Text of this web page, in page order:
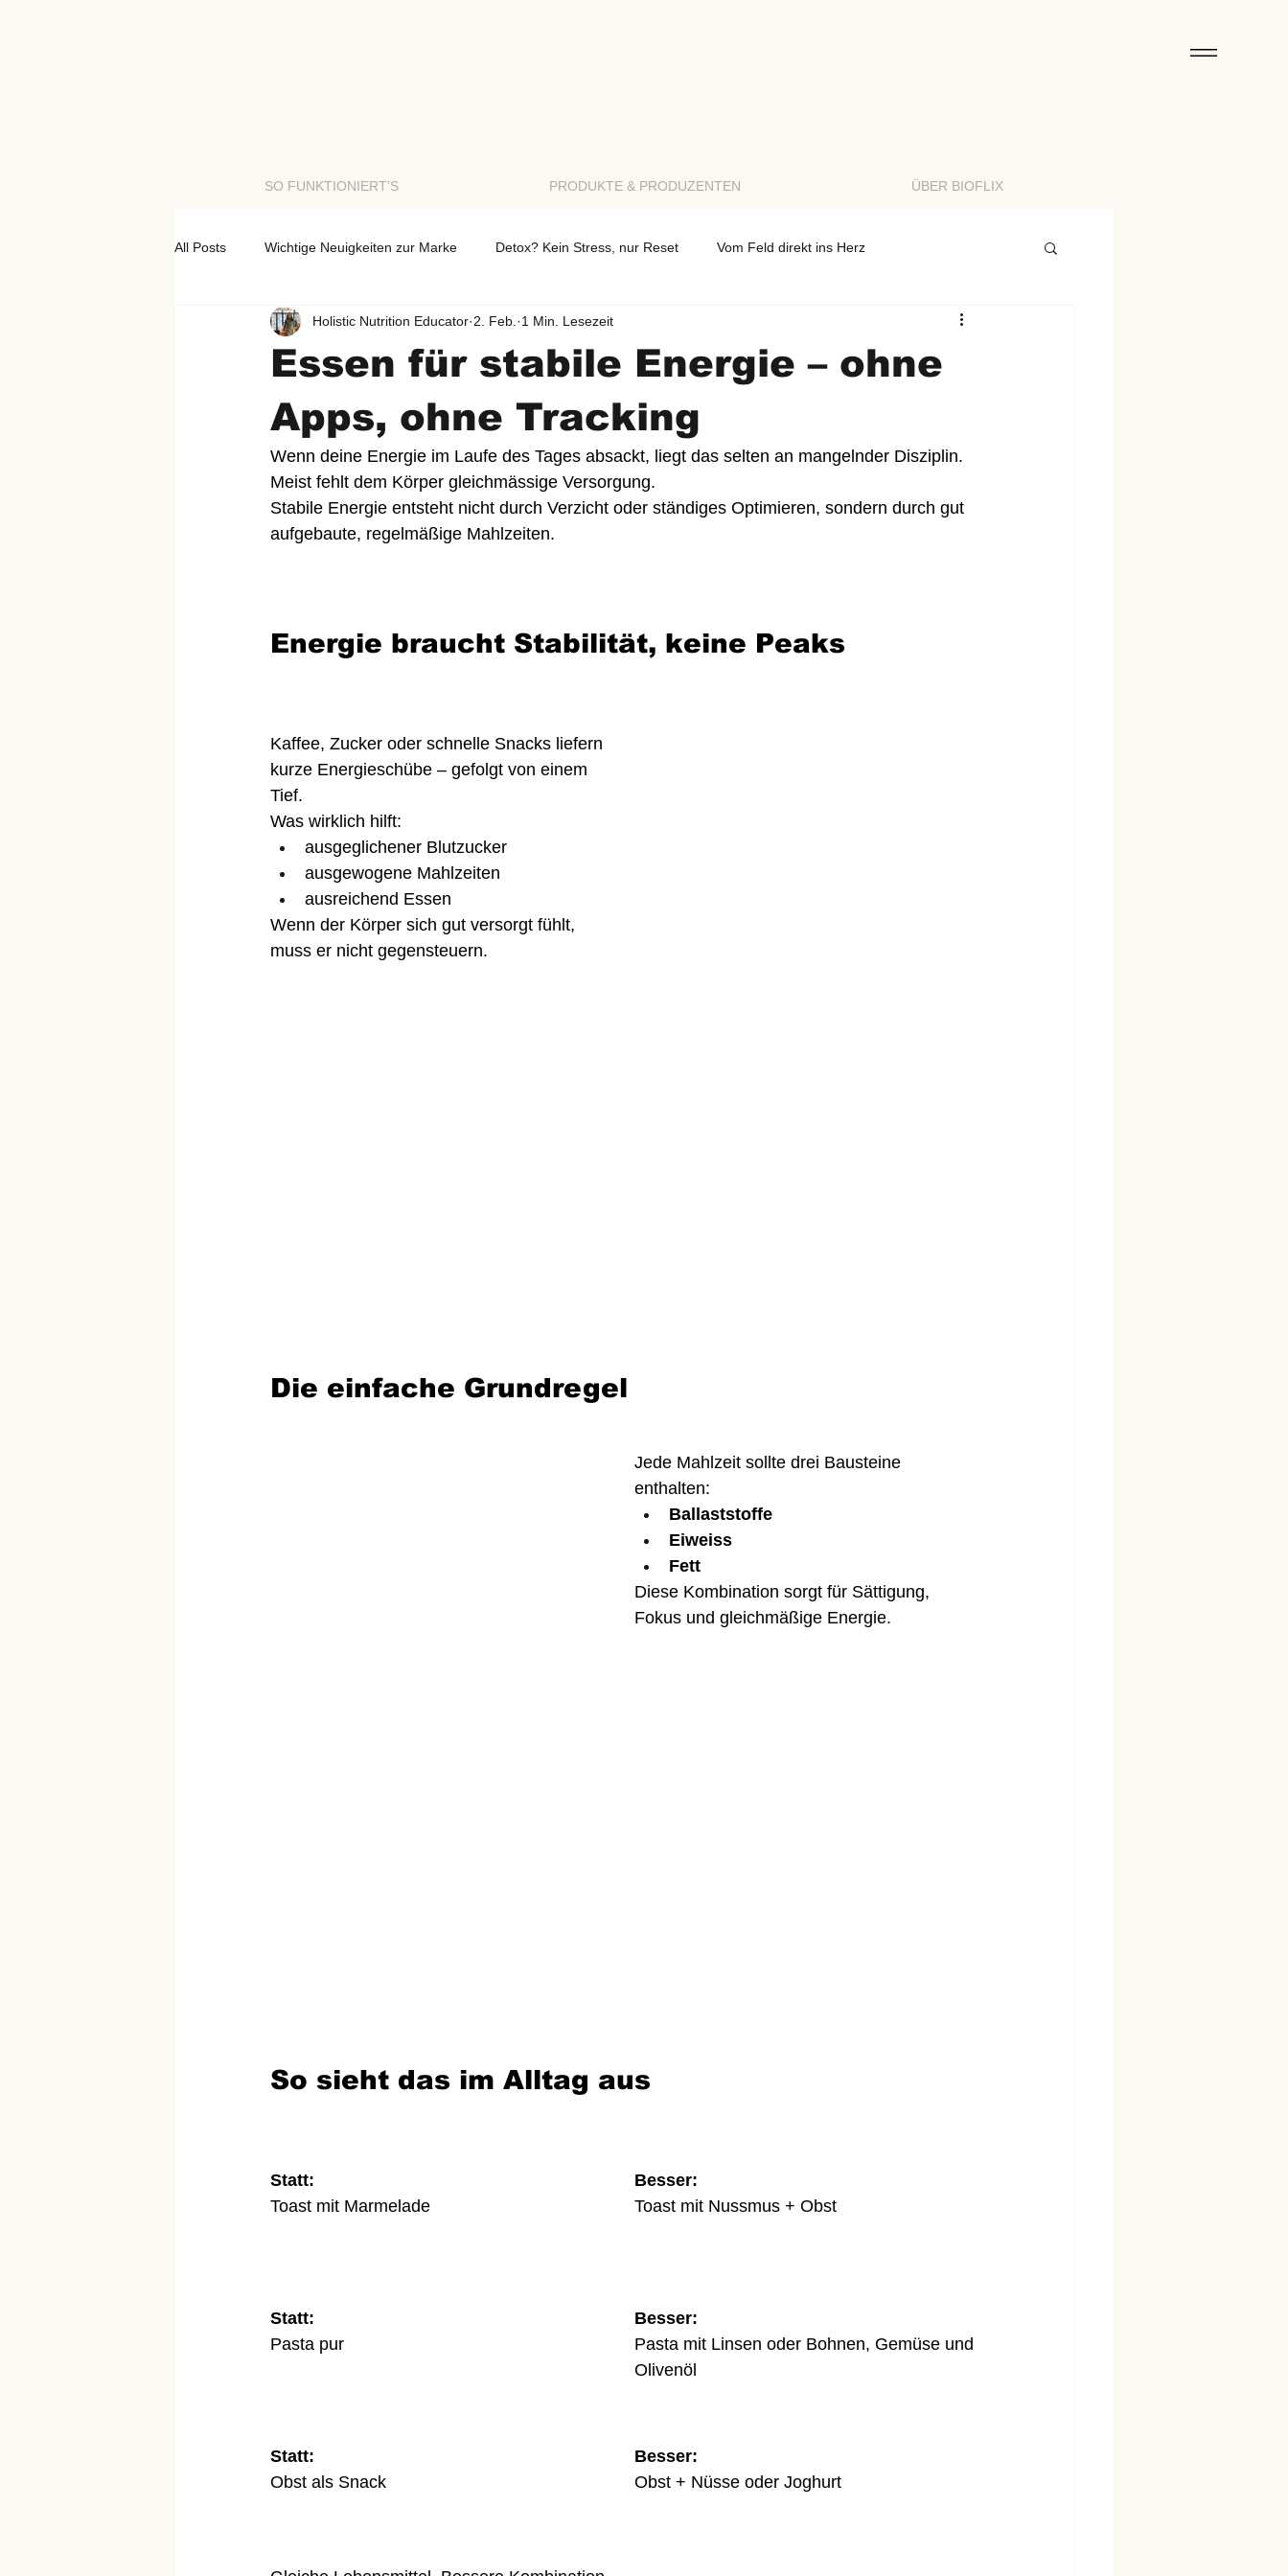
SO FUNKTIONIERT’S PRODUKTE & PRODUZENTEN ÜBER BIOFLIX
All Posts Wichtige Neuigkeiten zur Marke Detox? Kein Stress, nur Reset Vom Feld direkt ins Herz
Mmmh, Herzhaft! Einfach Lecker Zucker-Sünden ohne Reue
Essen für stabile Energie – ohne
Apps, ohne Tracking
Holistic Nutrition Educator 2. Feb. 1 Min. Lesezeit
Wenn deine Energie im Laufe des Tages absackt, liegt das selten an mangelnder Disziplin.
Meist fehlt dem Körper gleichmässige Versorgung.
Stabile Energie entsteht nicht durch Verzicht oder ständiges Optimieren, sondern durch gut
aufgebaute, regelmäßige Mahlzeiten.
Energie braucht Stabilität, keine Peaks
Kaffee, Zucker oder schnelle Snacks liefern
kurze Energieschübe – gefolgt von einem
Tief.
Was wirklich hilft:
ausgeglichener Blutzucker
ausgewogene Mahlzeiten
ausreichend Essen
Wenn der Körper sich gut versorgt fühlt,
muss er nicht gegensteuern.
Die einfache Grundregel
Jede Mahlzeit sollte drei Bausteine
enthalten:
Ballaststoffe
Eiweiss
Fett
Diese Kombination sorgt für Sättigung,
Fokus und gleichmäßige Energie.
So sieht das im Alltag aus
Statt:
Toast mit Marmelade
Besser:
Toast mit Nussmus + Obst
Statt:
Pasta pur
Besser:
Pasta mit Linsen oder Bohnen, Gemüse und
Olivenöl
Statt:
Obst als Snack
Besser:
Obst + Nüsse oder Joghurt